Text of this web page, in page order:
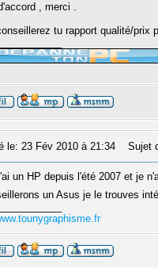
, merci .
tu rapport qualité/prix
le: 23 Fév 2010 à 21:34 Sujet
un HP depuis l'été 2007 et je
un Asus je le trouves